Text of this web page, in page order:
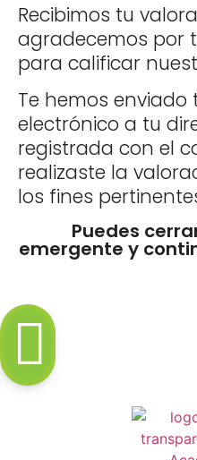
Recibimos tu
agradecemos por
para calificar
Te hemos
electrónico a tu
registrada con el
realizaste la
los fines
Puedes
emergente y